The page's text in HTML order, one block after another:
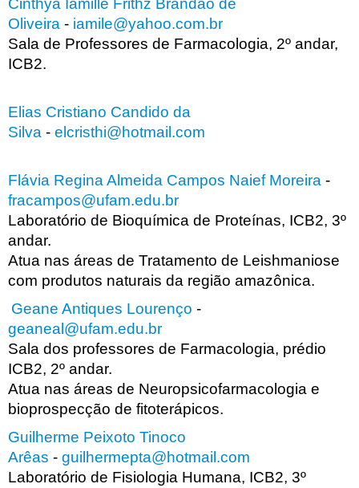
Cinthya Iamille Frithz Brandão de
Oliveira - iamile@yahoo.com.br
Sala de Professores de Farmacologia, 2º andar,
ICB2.
Elias Cristiano Candido da
Silva - elcristhi@hotmail.com
Flávia Regina Almeida Campos Naief Moreira -
fracampos@ufam.edu.br
Laboratório de Bioquímica de Proteínas, ICB2, 3º
andar.
Atua nas áreas de Tratamento de Leishmaniose
com produtos naturais da região amazônica.
Geane Antiques Lourenço -
geaneal@ufam.edu.br
Sala dos professores de Farmacologia, prédio
ICB2, 2º andar.
Atua nas áreas de Neuropsicofarmacologia e
bioprospecção de fitoterápicos.
Guilherme Peixoto Tinoco
Arêas - guilhermepta@hotmail.com
Laboratório de Fisiologia Humana, ICB2, 3º